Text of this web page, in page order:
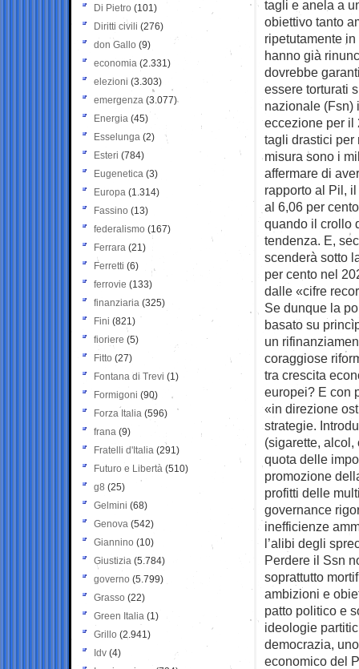
tagli e anela a
obiettivo tanto
ripetutamente
hanno già
dovrebbe
essere torturati
nazionale (Fsn)
eccezione per il
tagli drastici per
misura sono i
affermare di
rapporto al Pil,
al 6,06 per
quando il crollo
tendenza. E,
scenderà sotto
per cento nel
dalle «cifre
Se dunque la
basato su
un
coraggiose
tra crescita
europei? E con
«in direzione
strategie.
(sigarette, alcol,
quota delle
promozione
profitti delle
governance
inefficienze
l’alibi degli
Perdere il Ssn
soprattutto
ambizioni e
patto politico e
ideologie
democrazia,
economico del
Di Pietro (101)
Diritti civili (276)
don Gallo (9)
economia (2.331)
elezioni (3.303)
emergenza (3.077)
Energia (45)
Esselunga (2)
Esteri (784)
Eugenetica (3)
Europa (1.314)
Fassino (13)
federalismo (167)
Ferrara (21)
Ferretti (6)
ferrovie (133)
finanziaria (325)
Fini (821)
fioriere (5)
Fitto (27)
Fontana di Trevi (1)
Formigoni (90)
Forza Italia (596)
frana (9)
Fratelli d'Italia (291)
Futuro e Libertà (510)
g8 (25)
Gelmini (68)
Genova (542)
Giannino (10)
Giustizia (5.784)
governo (5.799)
Grasso (22)
Green Italia (1)
Grillo (2.941)
Idv (4)